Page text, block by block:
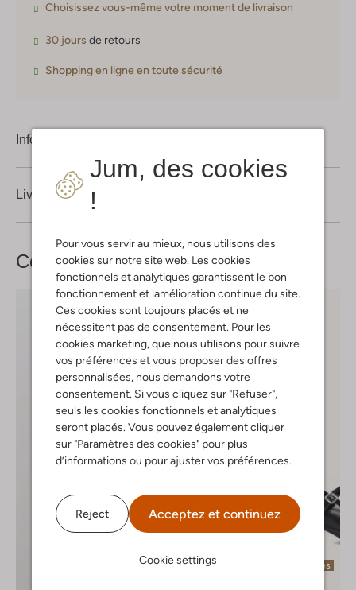
Jum, des cookies
!
Pour vous servir au mieux, nous utilisons des
cookies sur notre site web. Les cookies
fonctionnels et analytiques garantissent le bon
fonctionnement et lamélioration continue du site.
Ces cookies sont toujours placés et ne
nécessitent pas de consentement. Pour les
cookies marketing, que nous utilisons pour suivre
vos préférences et vous proposer des offres
personnalisées, nous demandons votre
consentement. Si vous cliquez sur "Refuser",
seuls les cookies fonctionnels et analytiques
seront placés. Vous pouvez également cliquer
sur "Paramètres des cookies" pour plus
d’informations ou pour ajuster vos préférences.
Reject Acceptez et continuez
Cookie settings
Choisissez vous-même votre moment de livraison
30 jours de retours
Shopping en ligne en toute sécurité
Information produit
Livraison & retours
Complétez votrelook
Dernières pièces